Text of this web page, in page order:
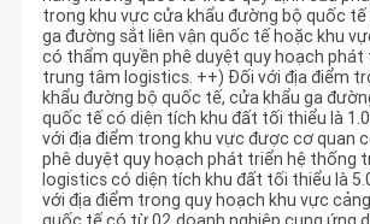
trong khu vực cửa khẩu đường bộ quốc
ga đường sắt liên vận quốc tế hoặc khu
có thẩm quyền phê duyệt quy hoạch phát
trung tâm logistics. ++) Đối với địa điểm
khẩu đường bộ quốc tế, cửa khẩu ga
quốc tế có diện tích khu đất tối thiểu là
với địa điểm trong khu vực được cơ quan
phê duyệt quy hoạch phát triển hệ thống
logistics có diện tích khu đất tối thiểu là
với địa điểm trong quy hoạch khu vực